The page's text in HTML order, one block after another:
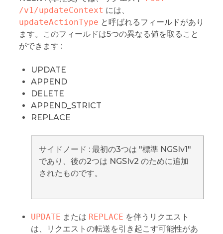
/v1/updateContext には、
updateActionType と呼ばれるフィールドがあり
ます。このフィールドは5つの異なる値を取ること
ができます :
UPDATE
APPEND
DELETE
APPEND_STRICT
REPLACE
サイドノード : 最初の3つは "標準 NGSIv1"
であり、後の2つは NGSIv2 のために追加
されたものです。
UPDATE または REPLACE を伴うリクエスト
は、リクエストの転送を引き起こす可能性があ